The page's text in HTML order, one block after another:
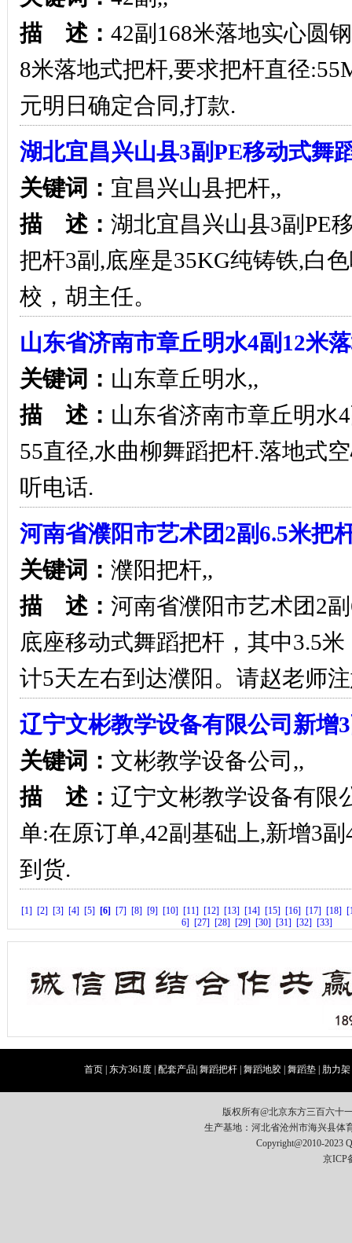
描 述： 42副168米落地实心圆
8米落地式把杆,要求把杆直径
元明日确定合同,打款.
湖北宜昌兴山县3副PE移动式舞
关键词： 宜昌兴山县把杆,,
描 述： 湖北宜昌兴山县3副PE
把杆3副,底座是35KG纯铸铁,白
校，胡主任。
山东省济南市章丘明水4副12米
关键词： 山东章丘明水,,
描 述： 山东省济南市章丘明水
55直径,水曲柳舞蹈把杆.落地式
听电话.
河南省濮阳市艺术团2副6.5米把
关键词： 濮阳把杆,,
描 述： 河南省濮阳市艺术团2
底座移动式舞蹈把杆，其中3.5
计5天左右到达濮阳。请赵老师
辽宁文彬教学设备有限公司新增
关键词： 文彬教学设备公司,,
描 述： 辽宁文彬教学设备有限
单:在原订单,42副基础上,新增3
到货.
[1] [2] [3] [4] [5] [6] [7] [8] [9] [10] [11] [12] [13] [14] [15] [16] [17] [18]
6] [27] [28] [29] [30] [31] [32] [33]
首页| 东方361度| 配套产品| 舞蹈把杆| 舞蹈地胶| 舞蹈垫| 肋力架
版权所有@北京东方三百六十
生产基地：河北省沧州市海兴县体
Copyright@2010-2023
京ICP